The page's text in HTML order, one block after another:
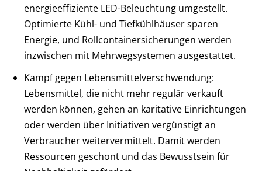
energieeffiziente LED-Beleuchtung umgestellt.
Optimierte Kühl- und Tiefkühlhäuser sparen
Energie, und Rollcontainersicherungen werden
inzwischen mit Mehrwegsystemen ausgestattet.
Kampf gegen Lebensmittelverschwendung:
Lebensmittel, die nicht mehr regulär verkauft
werden können, gehen an karitative Einrichtungen
oder werden über Initiativen vergünstigt an
Verbraucher weitervermittelt. Damit werden
Ressourcen geschont und das Bewusstsein für